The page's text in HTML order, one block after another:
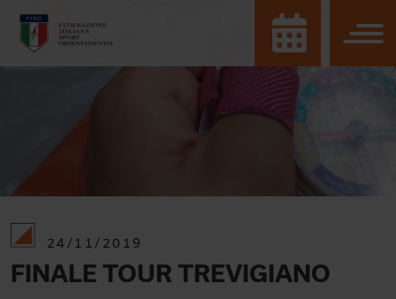
24/11/2019
FINALE TOUR TREVIGIANO